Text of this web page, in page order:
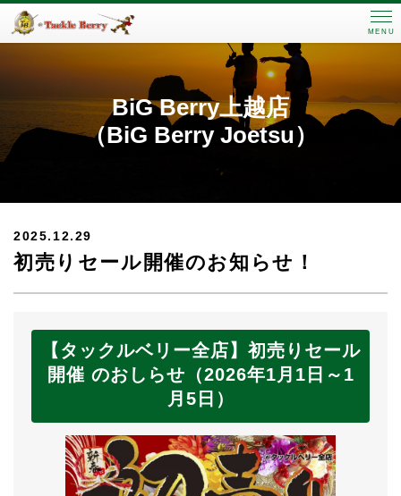
MENU
BiG Berry上越店
（BiG Berry Joetsu）
2025.12.29
初売りセール開催のお知らせ！
【タックルベリー全店】初売りセール
開催 のおしらせ（2026年1月1日～1
月5日）